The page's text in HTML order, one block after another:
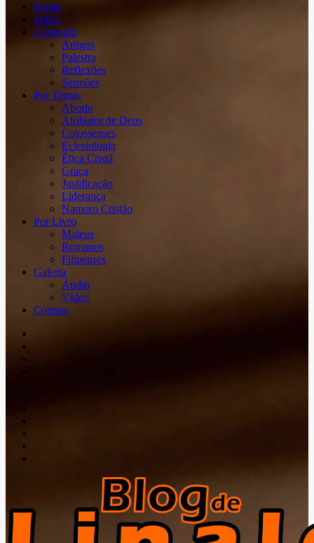
Home
Sobre
Conteúdo
Artigos
Palestra
Reflexões
Sermões
Por Temas
Aborto
Atributos de Deus
Colossenses
Eclesiologia
Ética Cristã
Graça
Justificação
Liderança
Namoro Cristão
Por Livro
Mateus
Romanos
Filipenses
Galeria
Áudio
Vídeo
Contato